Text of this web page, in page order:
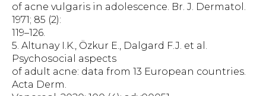
of acne vulgaris in adolescence. Br. J. Dermatol.
1971; 85 (2):
119–126.
5. Altunay I.K., Özkur E., Dalgard F.J. et al.
Psychosocial aspects
of adult acne: data from 13 European countries.
Acta Derm.